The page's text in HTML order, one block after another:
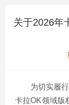
关于2026年
为切实履
卡拉OK领域版